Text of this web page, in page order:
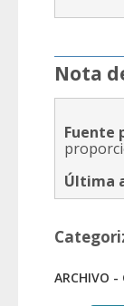
Nota
Fuente
Última
ARCHIVO -